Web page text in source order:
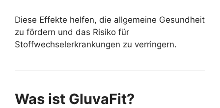
Diese Effekte helfen, die allgemeine Gesundheit
zu fördern und das Risiko für
Stoffwechselerkrankungen zu verringern.
Was ist GluvaFit?